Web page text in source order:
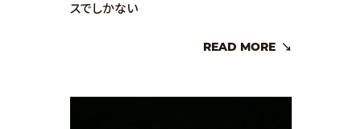
スでしかない
READ MORE